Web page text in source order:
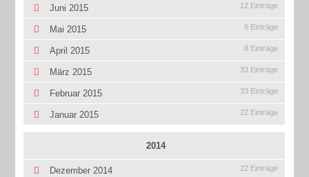
Juni 2015 12 Einträge
Mai 2015 6 Einträge
April 2015 8 Einträge
März 2015 33 Einträge
Februar 2015 33 Einträge
Januar 2015 22 Einträge
2014
Dezember 2014 22 Einträge